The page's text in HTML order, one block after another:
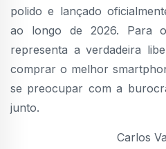
polido e lançado
ao longo de 2026. Para
representa a verdadeira
comprar o melhor
se preocupar com a
junto.
Carlos